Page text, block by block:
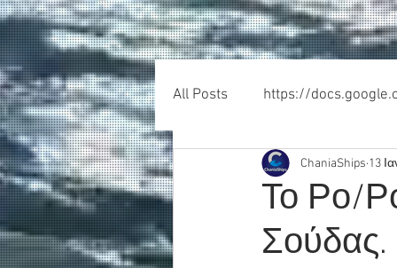
All Posts https://
Το Ρο/
Σούδας.
ChaniaShips 13